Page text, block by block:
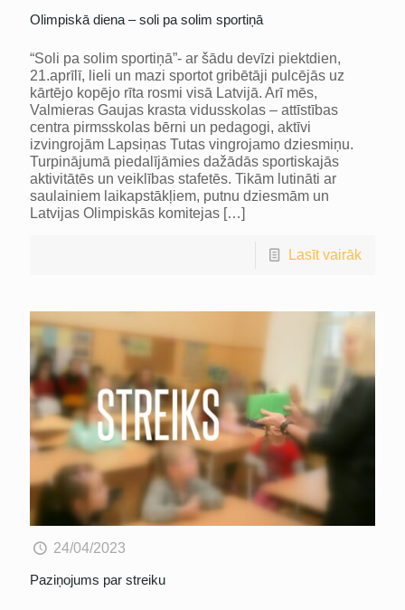
Olimpiskā diena – soli pa solim sportiņā
“Soli pa solim sportiņā”- ar šādu devīzi piektdien,
21.aprīlī, lieli un mazi sportot gribētāji pulcējās uz
kārtējo kopējo rīta rosmi visā Latvijā. Arī mēs,
Valmieras Gaujas krasta vidusskolas – attīstības
centra pirmsskolas bērni un pedagogi, aktīvi
izvingrojām Lapsiņas Tutas vingrojamo dziesmiņu.
Turpinājumā piedalījāmies dažādās sportiskajās
aktivitātēs un veiklības stafetēs. Tikām lutināti ar
saulainiem laikapstākļiem, putnu dziesmām un
Latvijas Olimpiskās komitejas […]
Lasīt vairāk
24/04/2023
Paziņojums par streiku